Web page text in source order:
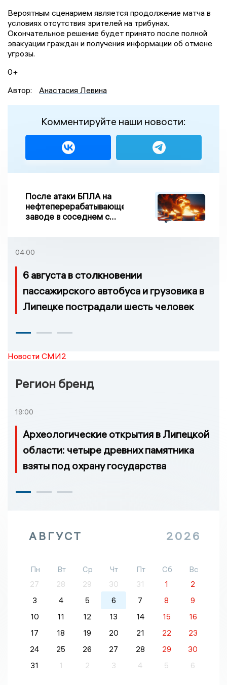
Вероятным сценарием является продолжение матча в
условиях отсутствия зрителей на трибунах.
Окончательное решение будет принято после полной
эвакуации граждан и получения информации об отмене
угрозы.
0+
Автор:
Анастасия Левина
Комментируйте наши новости:
После атаки БПЛА на
нефтеперерабатывающем
заводе в соседнем с
04:00
6 августа в столкновении
пассажирского автобуса и грузовика в
Липецке пострадали шесть человек
Новости СМИ2
Регион бренд
19:00
Археологические открытия в Липецкой
области: четыре древних памятника
взяты под охрану государства
АВГУСТ 2026
Пн Вт Ср Чт Пт Сб
Вс
27
28 29 30 31 1
2
3
4 5 6 7 8
9
10
11 12 13 14 15
16
17
18 19 20 21 22
23
24
25 26 27 28 29
30
31
1 2 3 4 5 6